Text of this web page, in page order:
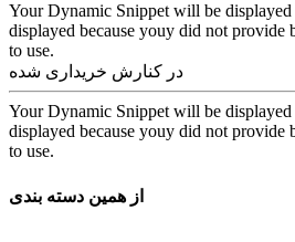
Your Dynamic Snippet will be displayed
displayed because youy did not provide
to use.
در کنارش خریداری شده
Your Dynamic Snippet will be displayed
displayed because youy did not provide
to use.
از همین دسته بندی